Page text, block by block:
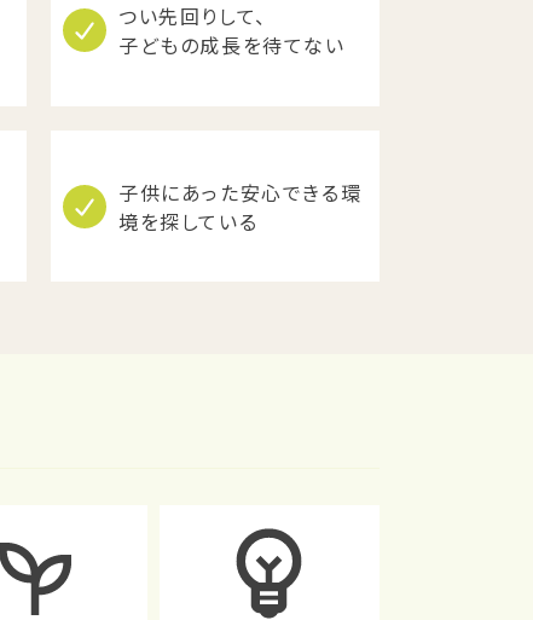
つい先回りして、
子どもの成長を待てない
子供にあった安心できる環
境を探している